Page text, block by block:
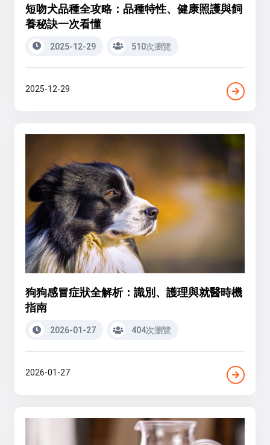
短吻犬品種全攻略：品種特性、健康照護與飼
養秘訣一次看懂
2025-12-29 510次瀏覽
2025-12-29
狗狗感冒症狀全解析：識別、護理與就醫時機
指南
2026-01-27 404次瀏覽
2026-01-27